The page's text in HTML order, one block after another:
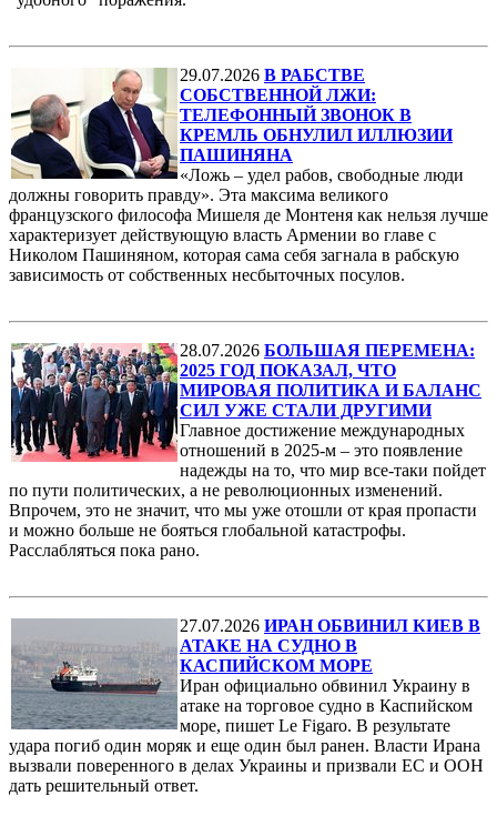
29.07.2026 В РАБСТВЕ
СОБСТВЕННОЙ ЛЖИ:
ТЕЛЕФОННЫЙ ЗВОНОК В
КРЕМЛЬ ОБНУЛИЛ ИЛЛЮЗИИ
ПАШИНЯНА
«Ложь – удел рабов, свободные люди
должны говорить правду». Эта максима великого
французского философа Мишеля де Монтеня как нельзя лучше
характеризует действующую власть Армении во главе с
Николом Пашиняном, которая сама себя загнала в рабскую
зависимость от собственных несбыточных посулов.
28.07.2026 БОЛЬШАЯ ПЕРЕМЕНА:
2025 ГОД ПОКАЗАЛ, ЧТО
МИРОВАЯ ПОЛИТИКА И БАЛАНС
СИЛ УЖЕ СТАЛИ ДРУГИМИ
Главное достижение международных
отношений в 2025-м – это появление
надежды на то, что мир все-таки пойдет
по пути политических, а не революционных изменений.
Впрочем, это не значит, что мы уже отошли от края пропасти
и можно больше не бояться глобальной катастрофы.
Расслабляться пока рано.
27.07.2026 ИРАН ОБВИНИЛ КИЕВ В
АТАКЕ НА СУДНО В
КАСПИЙСКОМ МОРЕ
Иран официально обвинил Украину в
атаке на торговое судно в Каспийском
море, пишет Le Figaro. В результате
удара погиб один моряк и еще один был ранен. Власти Ирана
вызвали поверенного в делах Украины и призвали ЕС и ООН
дать решительный ответ.